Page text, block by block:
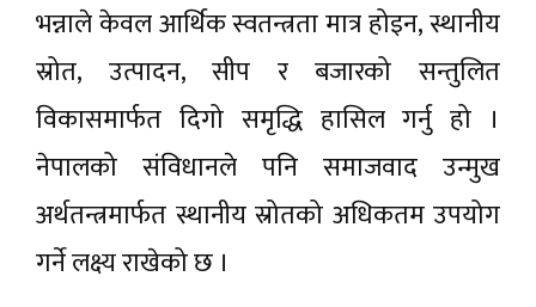
भन्नाले केवल आर्थिक स्वतन्त्रता मात्र होइन, स्थानीय
स्रोत, उत्पादन, सीप र बजारको सन्तुलित
विकासमार्फत दिगो समृद्धि हासिल गर्नु हो ।
नेपालको संविधानले पनि समाजवाद उन्मुख
अर्थतन्त्रमार्फत स्थानीय स्रोतको अधिकतम उपयोग
गर्ने लक्ष्य राखेको छ ।